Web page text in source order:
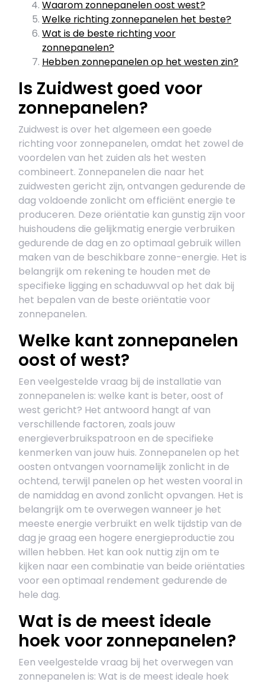
Waarom zonnepanelen oost west?
Welke richting zonnepanelen het beste?
Wat is de beste richting voor
zonnepanelen?
Hebben zonnepanelen op het westen zin?
Is Zuidwest goed voor
zonnepanelen?
Zuidwest is over het algemeen een goede
richting voor zonnepanelen, omdat het zowel de
voordelen van het zuiden als het westen
combineert. Zonnepanelen die naar het
zuidwesten gericht zijn, ontvangen gedurende de
dag voldoende zonlicht om efficiënt energie te
produceren. Deze oriëntatie kan gunstig zijn voor
huishoudens die gelijkmatig energie verbruiken
gedurende de dag en zo optimaal gebruik willen
maken van de beschikbare zonne-energie. Het is
belangrijk om rekening te houden met de
specifieke ligging en schaduwval op het dak bij
het bepalen van de beste oriëntatie voor
zonnepanelen.
Welke kant zonnepanelen
oost of west?
Een veelgestelde vraag bij de installatie van
zonnepanelen is: welke kant is beter, oost of
west gericht? Het antwoord hangt af van
verschillende factoren, zoals jouw
energieverbruikspatroon en de specifieke
kenmerken van jouw huis. Zonnepanelen op het
oosten ontvangen voornamelijk zonlicht in de
ochtend, terwijl panelen op het westen vooral in
de namiddag en avond zonlicht opvangen. Het is
belangrijk om te overwegen wanneer je het
meeste energie verbruikt en welk tijdstip van de
dag je graag een hogere energieproductie zou
willen hebben. Het kan ook nuttig zijn om te
kijken naar een combinatie van beide oriëntaties
voor een optimaal rendement gedurende de
hele dag.
Wat is de meest ideale
hoek voor zonnepanelen?
Een veelgestelde vraag bij het overwegen van
zonnepanelen is: Wat is de meest ideale hoek